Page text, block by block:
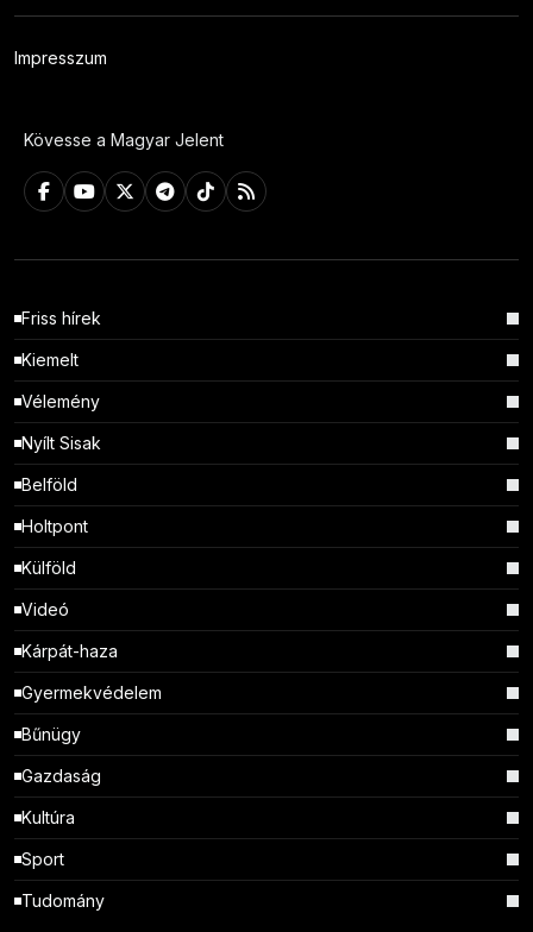
Impresszum
Kövesse a Magyar Jelent
Friss hírek
Kiemelt
Vélemény
Nyílt Sisak
Belföld
Holtpont
Külföld
Videó
Kárpát-haza
Gyermekvédelem
Bűnügy
Gazdaság
Kultúra
Sport
Tudomány